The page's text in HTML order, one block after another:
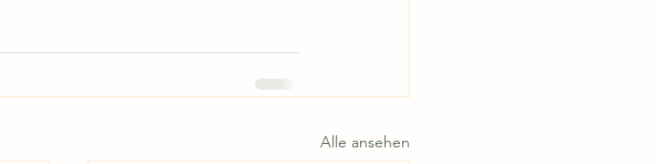
Alle ansehen